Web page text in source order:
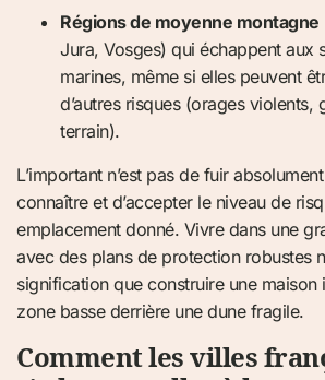
Régions de moyenne montagne
Jura, Vosges) qui échappent aux
marines, même si elles peuvent
d’autres risques (orages violents,
terrain).
L’important n’est pas de fuir
connaître et d’accepter le niveau de
emplacement donné. Vivre dans une
avec des plans de protection robustes
signification que construire une maison
zone basse derrière une dune fragile.
Comment les villes